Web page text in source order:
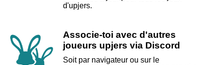
d'upjers.
Associe-toi avec d'autres
joueurs upjers via Discord
Soit par navigateur ou sur le